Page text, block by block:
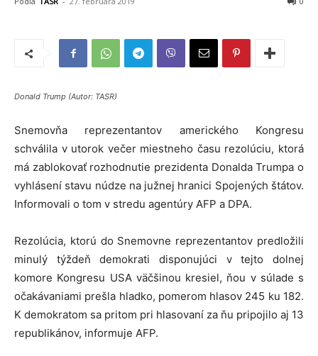
Donald Trump (Autor: TASR)
Snemovňa reprezentantov amerického Kongresu
schválila v utorok večer miestneho času rezolúciu, ktorá
má zablokovať rozhodnutie prezidenta Donalda Trumpa o
vyhlásení stavu núdze na južnej hranici Spojených štátov.
Informovali o tom v stredu agentúry AFP a DPA.
Rezolúcia, ktorú do Snemovne reprezentantov predložili
minulý týždeň demokrati disponujúci v tejto dolnej
komore Kongresu USA väčšinou kresiel, ňou v súlade s
očakávaniami prešla hladko, pomerom hlasov 245 ku 182.
K demokratom sa pritom pri hlasovaní za ňu pripojilo aj 13
republikánov, informuje AFP.